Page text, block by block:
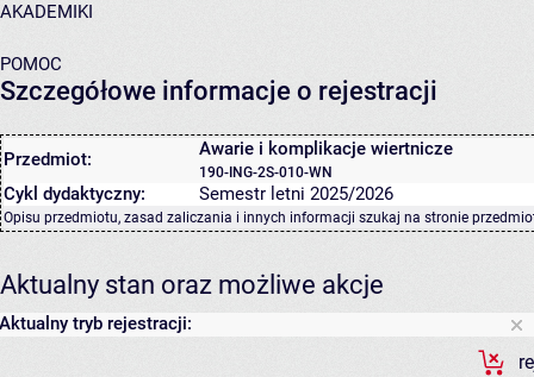
AKADEMIKI
POMOC
Szczegółowe informacje o rejestracji
Przedmiot: Awarie i komplikacje wiertnicze
190-ING-2S-010-WN
Cykl dydaktyczny: Semestr letni 2025/2026
Opisu przedmiotu, zasad zaliczania i innych informacji szukaj na stronie
Aktualny stan oraz możliwe akcje
Aktualny tryb rejestracji: